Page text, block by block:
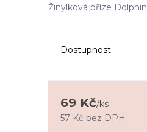
Žinylková příze
Dostupnost
69 Kč/ks
57 Kč bez DPH